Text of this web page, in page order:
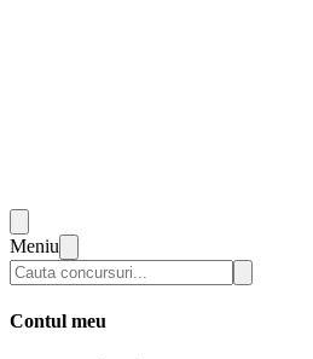
Meniu
Contul meu